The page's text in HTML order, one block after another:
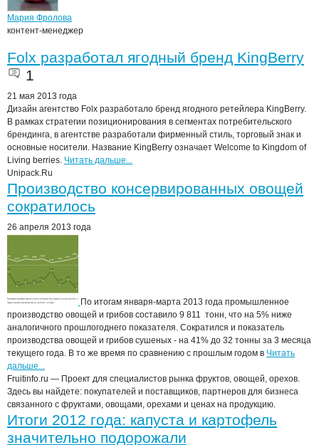
Мария Фролова
контент-менеджер
Folx разработал ягодный бренд KingBerry
1
21 мая 2013 года
Дизайн агентство Folx разработало бренд ягодного ретейлера KingBerry.
В рамках стратегии позиционирования в сегментах потребительского
брендинга, в агентстве разработали фирменный стиль, торговый знак и
основные носители. Название KingBerry означает Welcome to Kingdom of
Living berries. Читать дальше...
Unipack.Ru
Производство консервированных овощей
сократилось
26 апреля 2013 года
По итогам января-марта 2013 года промышленное
производство овощей и грибов составило 9 811 тонн, что на 5% ниже
аналогичного прошлогоднего показателя. Сократился и показатель
производства овощей и грибов сушеных - на 41% до 32 тонны за 3 месяца
текущего года. В то же время по сравнению с прошлым годом в Читать
дальше...
Fruitinfo.ru — Проект для специалистов рынка фруктов, овощей, орехов.
Здесь вы найдете: покупателей и поставщиков, партнеров для бизнеса
связанного с фруктами, овощами, орехами и ценах на продукцию.
Итоги 2012 года: капуста и картофель
значительно подорожали